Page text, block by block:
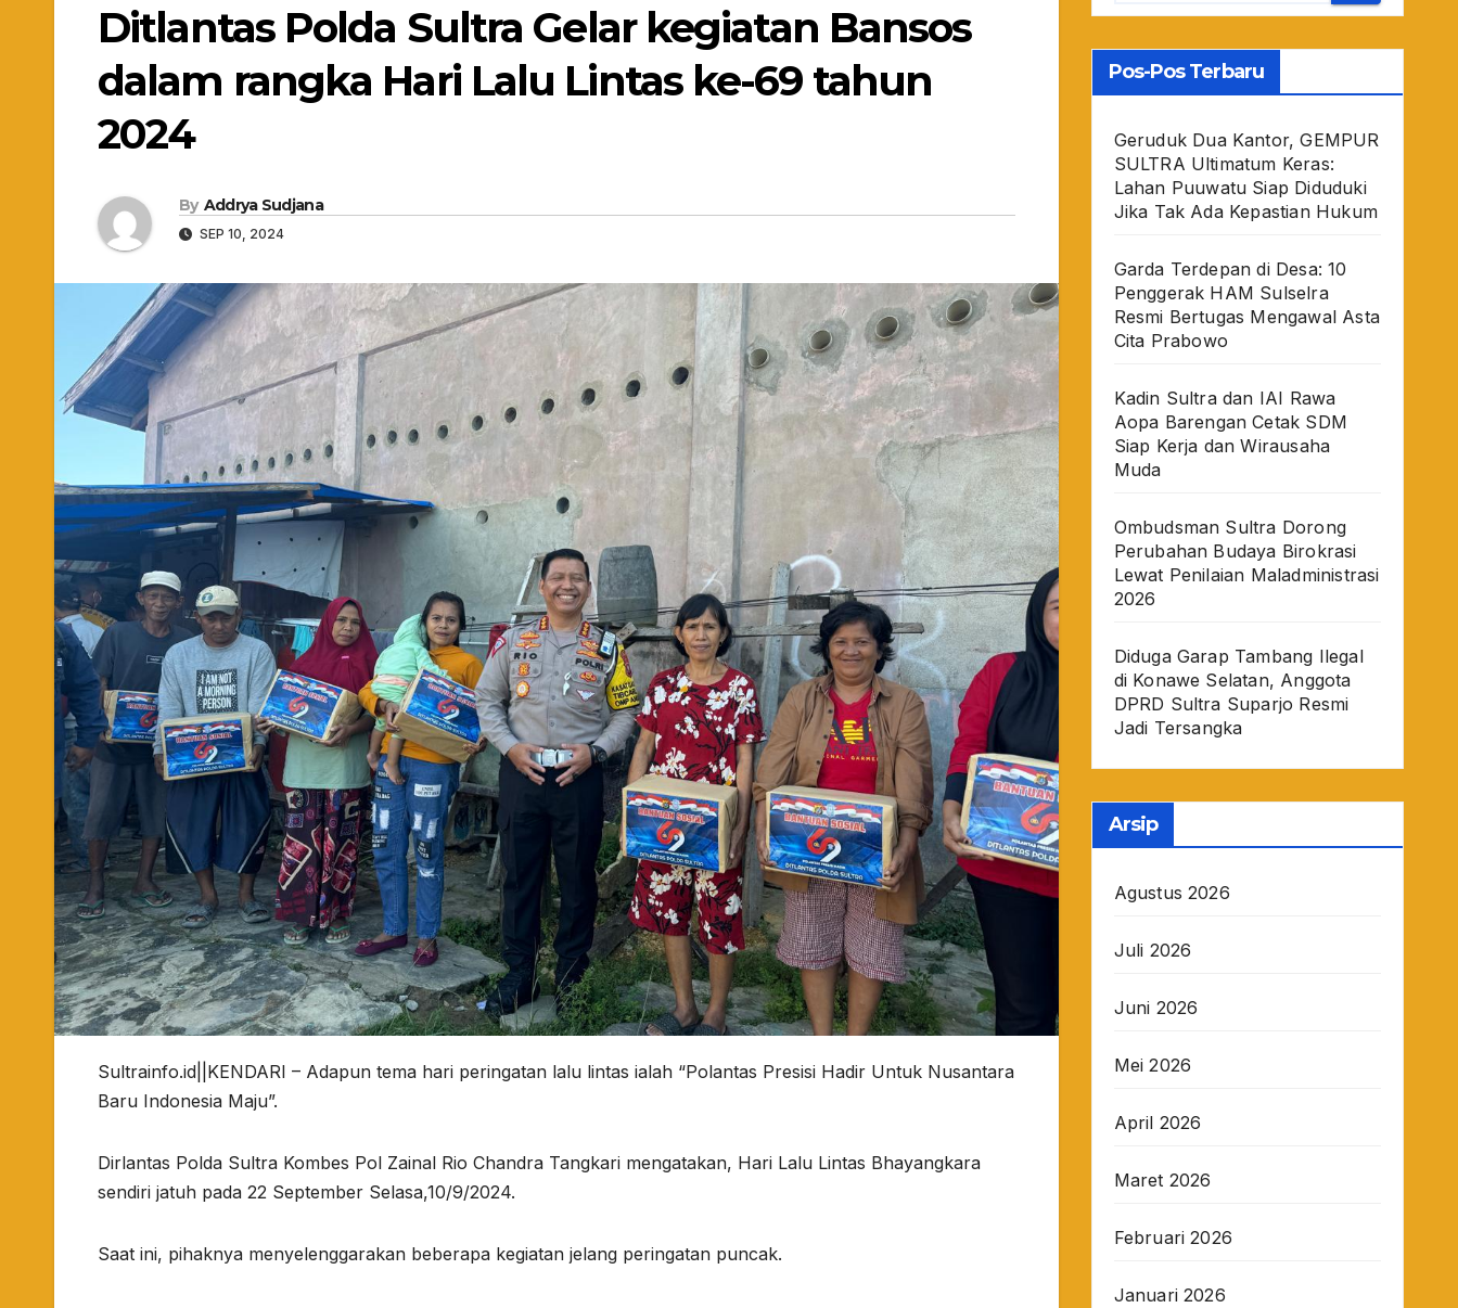
Ditlantas Polda Sultra Gelar kegiatan Bansos
dalam rangka Hari Lalu Lintas ke-69 tahun
2024
By Addrya Sudjana
SEP 10, 2024
Sultrainfo.id||KENDARI – Adapun tema hari peringatan lalu lintas ialah “Polantas Presisi Hadir Untuk Nusantara
Baru Indonesia Maju”.
Dirlantas Polda Sultra Kombes Pol Zainal Rio Chandra Tangkari mengatakan, Hari Lalu Lintas Bhayangkara
sendiri jatuh pada 22 September Selasa,10/9/2024.
Saat ini, pihaknya menyelenggarakan beberapa kegiatan jelang peringatan puncak.
Pos-Pos Terbaru
Geruduk Dua Kantor, GEMPUR
SULTRA Ultimatum Keras:
Lahan Puuwatu Siap Diduduki
Jika Tak Ada Kepastian Hukum
Garda Terdepan di Desa: 10
Penggerak HAM Sulselra
Resmi Bertugas Mengawal Asta
Cita Prabowo
Kadin Sultra dan IAI Rawa
Aopa Barengan Cetak SDM
Siap Kerja dan Wirausaha
Muda
Ombudsman Sultra Dorong
Perubahan Budaya Birokrasi
Lewat Penilaian Maladministrasi
2026
Diduga Garap Tambang Ilegal
di Konawe Selatan, Anggota
DPRD Sultra Suparjo Resmi
Jadi Tersangka
Arsip
Agustus 2026
Juli 2026
Juni 2026
Mei 2026
April 2026
Maret 2026
Februari 2026
Januari 2026